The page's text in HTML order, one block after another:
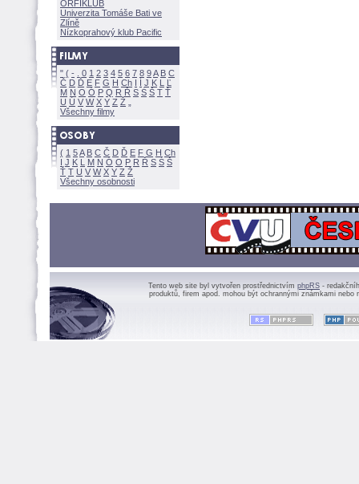
ORFIKLUB
Univerzita Tomáše Bati ve
Zlíně
Nízkoprahový klub Pacific
" ( - 0 1 2 3 4 5 6 7 8 9A B C
Č D Ď E F G H Ch I Í J K L
Ľ
M N O Ó P Q R Ř S Ś T Ť
U Ú V W X Y Z
Všechny filmy
( 1 5A B C Č D Ď E F G H Ch
I J K L M N Ó O P R Ř S Ś
Ť T U V W X Y Z
Všechny osobnosti
Tento web site byl vytvořen prostřednictvím phpRS -
produktů, firem apod. mohou být ochrannými známkami